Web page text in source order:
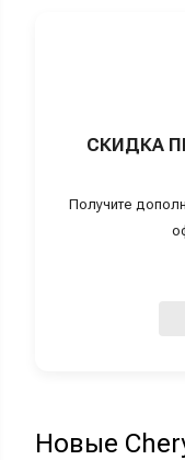
СКИДКА
Получите
Новые